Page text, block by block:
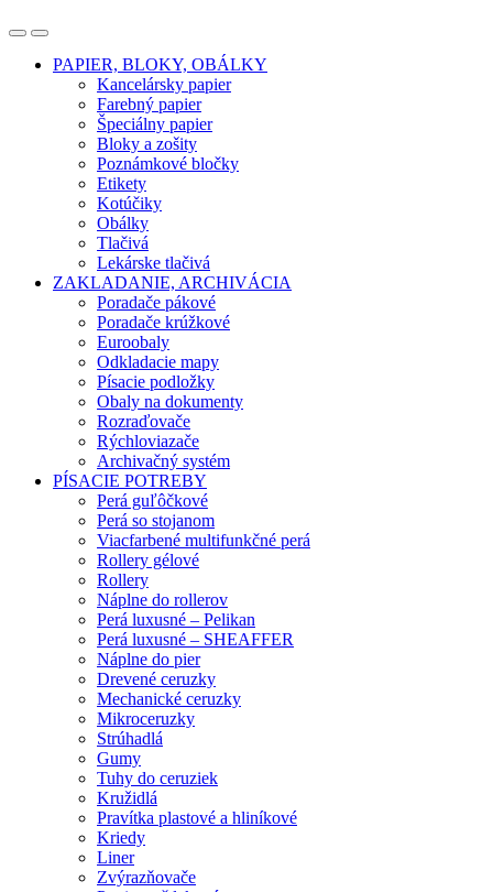
OpenClose
PAPIER, BLOKY, OBÁLKY
Kancelársky papier
Farebný papier
Špeciálny papier
Bloky a zošity
Poznámkové bločky
Etikety
Kotúčiky
Obálky
Tlačivá
Lekárske tlačivá
ZAKLADANIE, ARCHIVÁCIA
Poradače pákové
Poradače krúžkové
Euroobaly
Odkladacie mapy
Písacie podložky
Obaly na dokumenty
Rozraďovače
Rýchloviazače
Archivačný systém
PÍSACIE POTREBY
Perá guľôčkové
Perá so stojanom
Viacfarbené multifunkčné perá
Rollery gélové
Rollery
Náplne do rollerov
Perá luxusné – Pelikan
Perá luxusné – SHEAFFER
Náplne do pier
Drevené ceruzky
Mechanické ceruzky
Mikroceruzky
Strúhadlá
Gumy
Tuhy do ceruziek
Kružidlá
Pravítka plastové a hliníkové
Kriedy
Liner
Zvýrazňovače